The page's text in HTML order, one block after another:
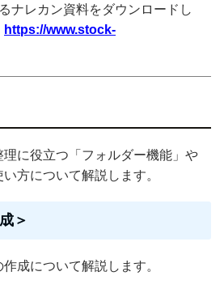
ナレカン資料をダウンロードし
https://www.stock-
理に役立つ「フォルダー機能」や
方について解説します。
＞
成について解説します。